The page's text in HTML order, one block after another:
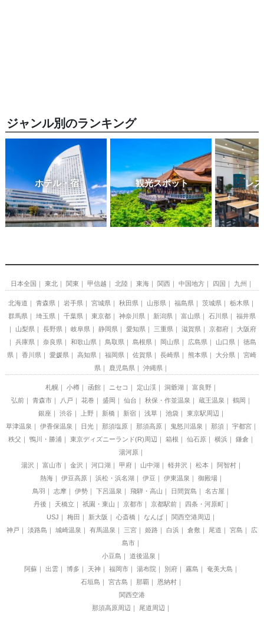
ジャンル別のランキング
ホテル・宿 観光スポット レ
日本全国 東北 関東 甲信越 北陸 東海 関西 中国地方 四国 九州
北海道 青森県 岩手県 宮城県 秋田県 山形県 福島県 茨城県
栃木県
群馬県
埼玉県 千葉県 東京都 神奈川県 新潟県 富山県 石川県
福井県
山梨県
長野県 岐阜県 静岡県 愛知県 三重県 滋賀県 京都府
大阪府
兵庫県
奈良県 和歌山県 鳥取県 島根県 岡山県 広島県 山口県
徳島
県
香川県 愛媛県 高知県 福岡県 佐賀県 長崎県 熊本県 大分県
宮崎
県
鹿児島県 沖縄県
札幌 小樽 函館 ニセコ 定山渓 洞爺湖
富良野
弘前
青森市 八戸 花巻 盛岡 仙台 秋保・作並温泉 蔵王温泉
鶴岡
銀座
渋谷 上野 新橋 新宿 浅草 池袋
東京駅周辺
草津温泉
伊香保温泉 日光 那須塩原 那須高原 鬼怒川温泉 那須
宇都宮
秩父
鴨川・勝浦 東京ディズニーランド(R)周辺 箱根 仙石原 横浜
鎌倉
湯河原
湯沢
富山市 金沢 河口湖 甲府 山中湖 軽井沢 松本
阿智村
熱海
伊豆高原 浜松・浜名湖 伊豆 伊東温泉
御殿場
鳥羽
志摩 伊勢 下呂温泉 飛騨・高山 日間賀島
名古屋
丹後
天橋立 祇園・東山 京都市 京都駅前
四条・河原町
USJ
梅田 新大阪 心斎橋 なんば
関西空港周辺
神戸
淡路島 城崎温泉 有馬温泉 三宮 姫路 白浜 倉敷 尾道 宮島
広
島市
小豆島
道後温泉
阿蘇
出雲 博多 天神 福岡市 湯布院 別府 霧島
奄美大島
石垣島
宮古島 那覇
恩納村
関西空港
那須高原周辺
尾道周辺